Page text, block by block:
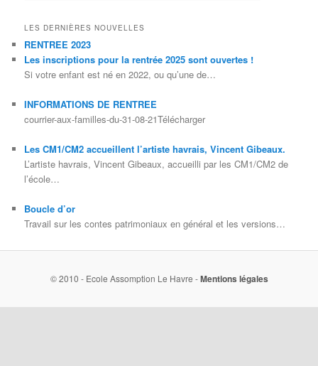
LES DERNIÈRES NOUVELLES
RENTREE 2023
Les inscriptions pour la rentrée 2025 sont ouvertes !
Si votre enfant est né en 2022, ou qu’une de…
INFORMATIONS DE RENTREE
courrier-aux-familles-du-31-08-21Télécharger
Les CM1/CM2 accueillent l’artiste havrais, Vincent Gibeaux.
L’artiste havrais, Vincent Gibeaux, accueilli par les CM1/CM2 de
l’école…
Boucle d’or
Travail sur les contes patrimoniaux en général et les versions…
© 2010 - Ecole Assomption Le Havre -Mentions légales